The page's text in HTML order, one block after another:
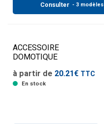
Consulter - 3 modèles
ACCESSOIRE
DOMOTIQUE
à partir de 20.21€ TTC
En stock